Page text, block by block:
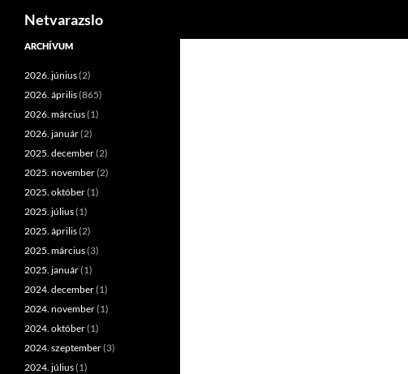
Kilépés
Netvarazslo
ARCHÍVUM
2026. június(2)
2026. április(865)
2026. március(1)
2026. január(2)
2025. december(2)
2025. november(2)
2025. október(1)
2025. július(1)
2025. április(2)
2025. március(3)
2025. január(1)
2024. december(1)
2024. november(1)
2024. október(1)
2024. szeptember(3)
2024. július(1)